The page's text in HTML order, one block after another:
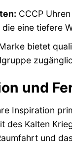
CCCP
eine tiefere
bietet
und
Inspiration
des Kalten
und